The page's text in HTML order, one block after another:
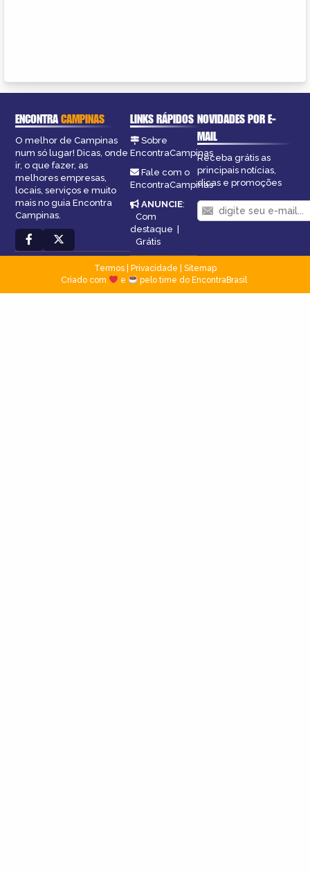
ENCONTRACAMPINAS
O melhor de Campinas
num só lugar! Dicas, onde
ir, o que fazer, as
melhores empresas,
locais, serviços e muito
mais no guia Encontra
Campinas.
LINKS RÁPIDOS
Sobre
EncontraCampinas
Fale com o
EncontraCampinas
ANUNCIE:
Com
destaque |
Grátis
NOVIDADES POR E-
MAIL
Receba grátis as
principais notícias,
dicas e promoções
Termos| Privacidade
Sitemap
Criado com
e pelo time do EncontraBrasil